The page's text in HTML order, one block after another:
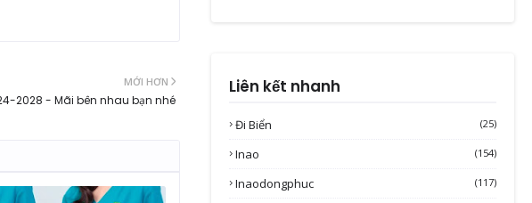
MỚI HƠN
2028 - Mãi bên nhau bạn nhé
Liên kết nhanh
Đi Biển (25)
Inao (154)
Inaodongphuc (117)